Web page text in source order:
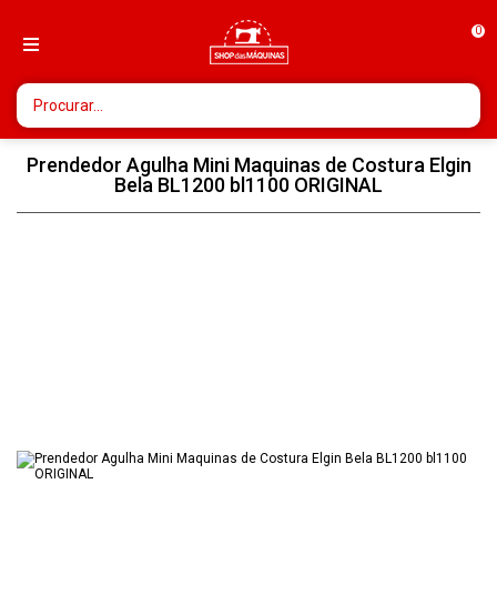
0
Prendedor Agulha Mini Maquinas de Costura Elgin
Bela BL1200 bl1100 ORIGINAL